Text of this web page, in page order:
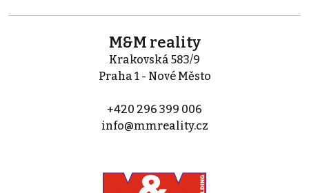
M&M reality
Krakovská 583/9
Praha 1 - Nové Město
+420 296 399 006
info@mmreality.cz